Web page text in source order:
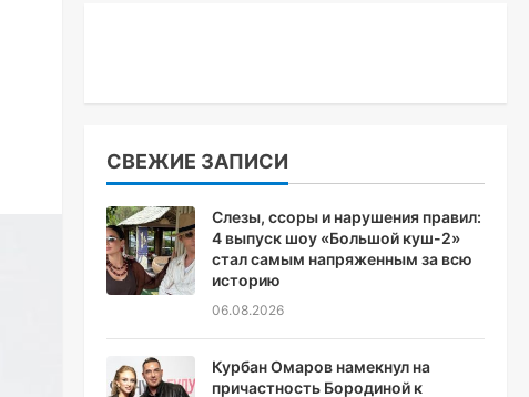
СВЕЖИЕ ЗАПИСИ
Слезы, ссоры и нарушения правил:
4 выпуск шоу «Большой куш-2»
стал самым напряженным за всю
историю
06.08.2026
Курбан Омаров намекнул на
причастность Бородиной к